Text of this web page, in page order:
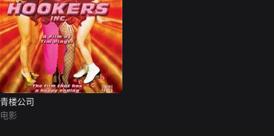
青楼公司
电影